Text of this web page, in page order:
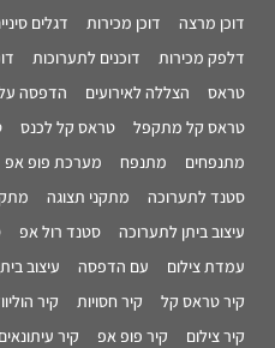
דגלים דוכן מכירות
דוכן מרצה
דוכנים לתערוכות
דלפק מכירות
הדפסה הצללה לאירועים
טראס
טראס קל לכנס
טראס קל מתקפל
מערכת פופ אפ מתנפח
מתנפחים
מתקני תצוגה
סטנד לתערוכה
סטנד רול אפ
עיצוב ביתן לתערוכה
עיצוב
עם הדפסה
עמדת צילום
קיר קיר חסויות
קיר טראס קל
קיר עיתונאים קיר פופ אפ
קיר צילום